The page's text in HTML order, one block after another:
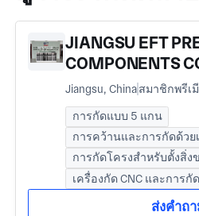
JIANGSU EFT
COMPONENTS
Jiangsu, Chinaสมาชิกพรีเ
การกัดแบบ 5 แกน
การคว้านและการกัดด้วย
การกัดโครงสำหรับตั้งสิ่ง
เครื่องกัด CNC และการกัด
ส่งคำถ